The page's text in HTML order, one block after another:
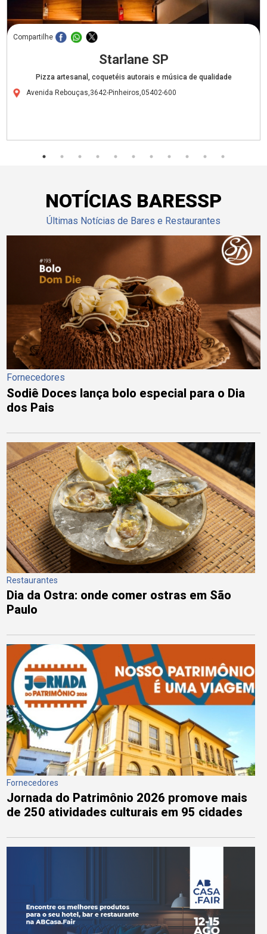
Compartilhe
Starlane SP
Pizza artesanal, coquetéis autorais e música de qualidade
Avenida Rebouças,3642-Pinheiros,05402-600
NOTÍCIAS BARESSP
Últimas Notícias de Bares e Restaurantes
Fornecedores
Sodiê Doces lança bolo especial para o Dia
dos Pais
Restaurantes
Dia da Ostra: onde comer ostras em São
Paulo
Fornecedores
Jornada do Patrimônio 2026 promove mais
de 250 atividades culturais em 95 cidades